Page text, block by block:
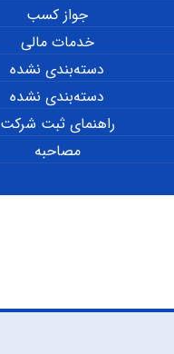
جواز کسب
خدمات مالی
دسته‌بندی نشده
دسته‌بندی نشده
راهنمای ثبت شرکت
مصاحبه